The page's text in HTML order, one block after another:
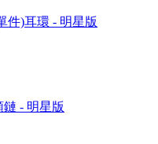
件)耳環 - 明星版
- 明星版